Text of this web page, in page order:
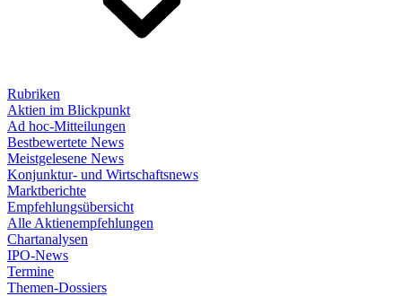
Rubriken
Aktien im Blickpunkt
Ad hoc-Mitteilungen
Bestbewertete News
Meistgelesene News
Konjunktur- und Wirtschaftsnews
Marktberichte
Empfehlungsübersicht
Alle Aktienempfehlungen
Chartanalysen
IPO-News
Termine
Themen-Dossiers